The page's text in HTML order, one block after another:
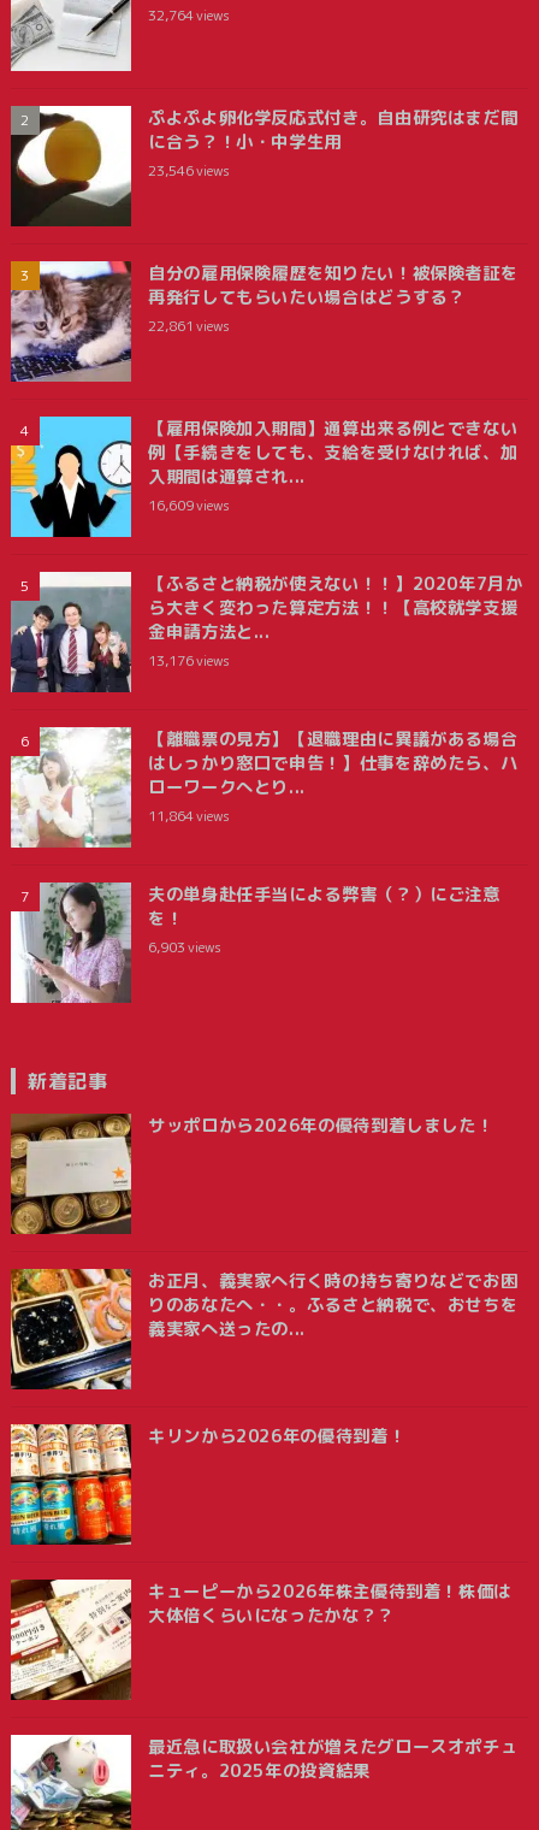
32,764views
ぷよぷよ卵化学反応式付き。自由研究はまだ間
に合う？！小・中学生用
23,546views
自分の雇用保険履歴を知りたい！被保険者証を
再発行してもらいたい場合はどうする？
22,861 views
【雇用保険加入期間】通算出来る例とできない
例【手続きをしても、支給を受けなければ、加
入期間は通算され...
16,609views
【ふるさと納税が使えない！！】2020年7月か
ら大きく変わった算定方法！！【高校就学支援
金申請方法と...
13,176views
【離職票の見方】【退職理由に異議がある場合
はしっかり窓口で申告！】仕事を辞めたら、ハ
ローワークへとり...
11,864views
夫の単身赴任手当による弊害（？）にご注意
を！
6,903views
新着記事
サッポロから2026年の優待到着しました！
お正月、義実家へ行く時の持ち寄りなどでお困
りのあなたへ・・。ふるさと納税で、おせちを
義実家へ送ったの...
キリンから2026年の優待到着！
キューピーから2026年株主優待到着！株価は
大体倍くらいになったかな？？
最近急に取扱い会社が増えたグロースオポチュ
ニティ。2025年の投資結果